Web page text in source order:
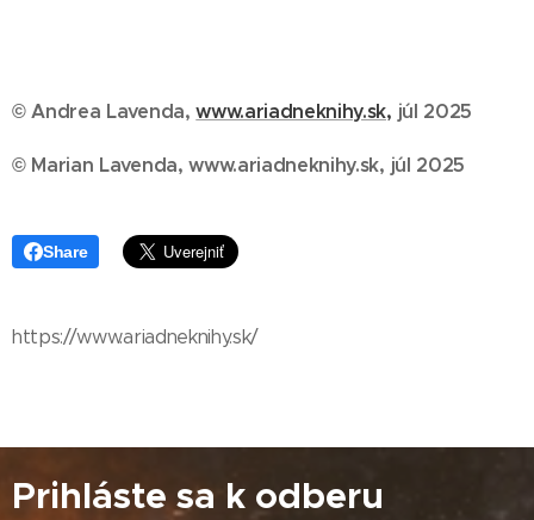
© Andrea Lavenda,www.ariadneknihy.sk, júl 2025
© Marian Lavenda, www.ariadneknihy.sk, júl 2025
Share
https://www.ariadneknihy.sk/
Prihláste sa k odberu